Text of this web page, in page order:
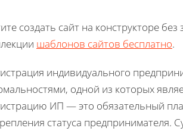
создать сайт на конструкторе
шаблонов сайтов бесплатно.
индивидуального
одной из которых
ИП — это обязательный
статуса предпринимателя.